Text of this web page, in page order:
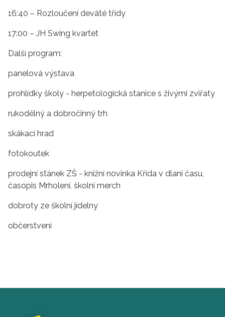
16:40 – Rozloučení deváté třídy
17:00 – JH Swing kvartet
Další program:
panelová výstava
prohlídky školy - herpetologická stanice s živými zvířaty
rukodělný a dobročinný trh
skákací hrad
fotokoutek
prodejní stánek ZŠ - knižní novinka Křída v dlani času,
časopis Mrholení, školní merch
dobroty ze školní jídelny
občerstvení